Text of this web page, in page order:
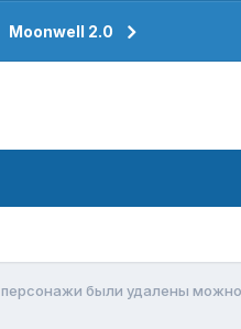
Moonwell 2.0
были удалены можно